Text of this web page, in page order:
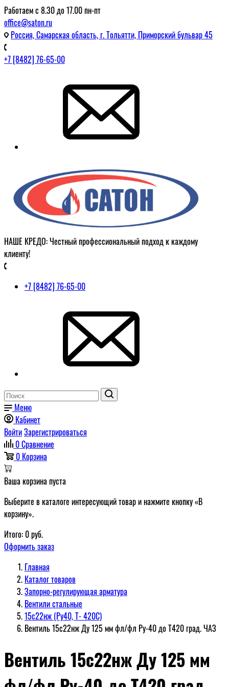
Работаем с 8.30 до 17.00 пн-пт
office@saton.ru
Россия, Самарская область, г. Тольятти, Приморский бульвар 45
+7 [8482] 76-65-00
НАШЕ КРЕДО: Честный профессиональный подход к каждому
клиенту!
+7 [8482] 76-65-00
Меню
Кабинет
ВойтиЗарегистрироваться
0Сравнение
0 Корзина
Ваша корзина пуста
Выберите в каталоге интересующий товар и нажмите кнопку «В
корзину».
Итого: 0руб.
Оформить заказ
Главная
Каталог товаров
Запорно-регулирующая арматура
Вентили стальные
15с22нж (Ру40, Т- 420С)
Вентиль 15с22нж Ду 125 мм фл/фл Ру-40 до Т420 град. ЧАЗ
Вентиль 15с22нж Ду 125 мм